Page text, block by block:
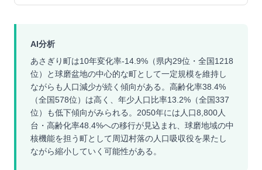
AI分析
あさぎり町は10年変化率-14.9%（県内29位・全国1218
位）と球磨盆地の中心的な町として一定規模を維持し
ながらも人口減少が続く傾向がある。高齢化率38.4%
（全国578位）は高く、年少人口比率13.2%（全国337
位）も低下傾向がみられる。2050年には人口8,800人
台・高齢化率48.4%への移行が見込まれ、球磨地域の中
核機能を担う町として周辺村落の人口吸収役を果たし
ながら縮小していく可能性がある。